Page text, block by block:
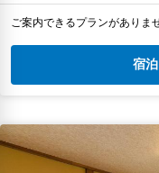
ご案内できるプランがありま
宿